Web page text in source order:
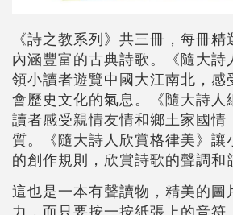
《詩之教系列》共三冊，每冊精
內涵豐富的古典詩歌。《隨大詩
領小讀者遊覽中國大江南北，感
會歷史文化的氣息。《隨大詩人
讀者感受親情友情和鄉土家國情
質。《隨大詩人欣賞格律美》讓
的創作規則，欣賞詩歌的聲調和
這也是一本有聲讀物，精美的圖
力，而只要按一按紙張上的音符